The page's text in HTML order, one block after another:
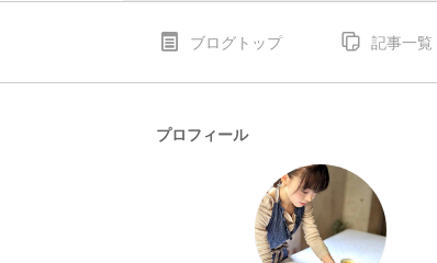
ブログトップ 記事一覧
プロフィール